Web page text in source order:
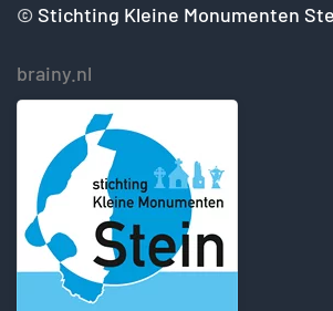
© Stichting Kleine Monumenten
brainy.nl